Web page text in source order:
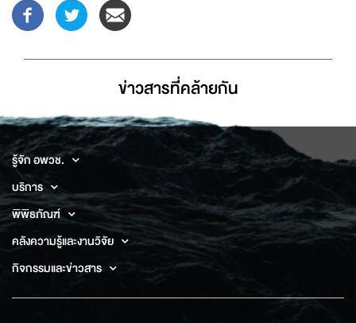
ข่าวสารที่่คล้ายกัน
รู้จัก อพวช.
บริการ
พิพิธภัณฑ์
คลังความรู้และงานวิจัย
กิจกรรมและข่าวสาร